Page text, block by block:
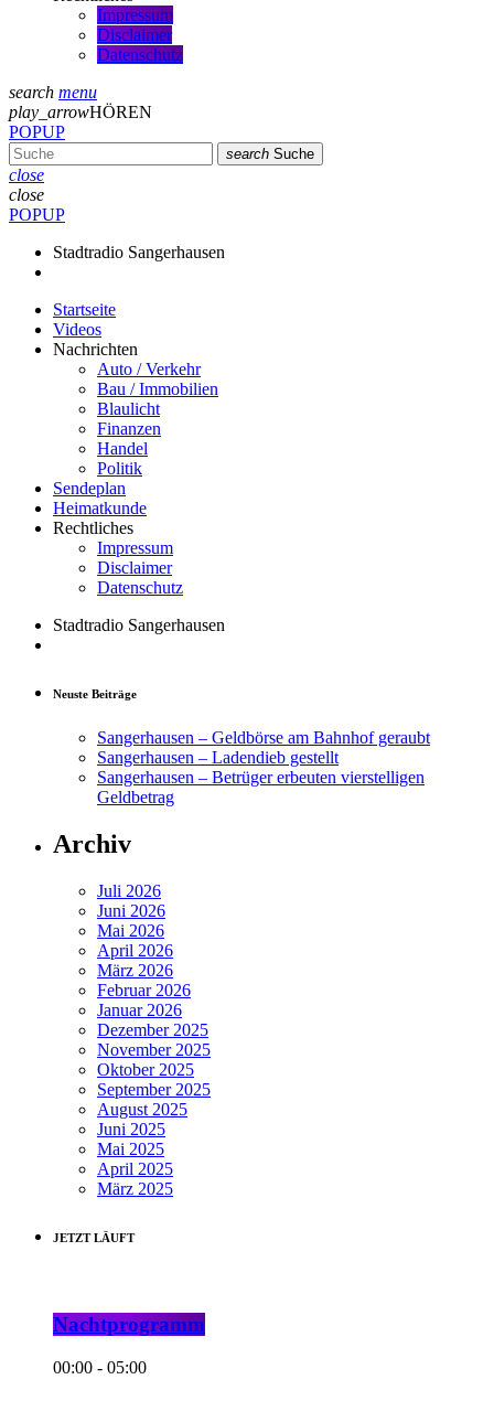
Impressum
Disclaimer
Datenschutz
search menu
play_arrowHÖREN
POPUP
search Suche
close
close
POPUP
Stadtradio Sangerhausen
Startseite
Videos
Nachrichten
Auto / Verkehr
Bau / Immobilien
Blaulicht
Finanzen
Handel
Politik
Sendeplan
Heimatkunde
Rechtliches
Impressum
Disclaimer
Datenschutz
Stadtradio Sangerhausen
Neuste Beiträge
Sangerhausen – Geldbörse am Bahnhof geraubt
Sangerhausen – Ladendieb gestellt
Sangerhausen – Betrüger erbeuten vierstelligen
Geldbetrag
Archiv
Juli 2026
Juni 2026
Mai 2026
April 2026
März 2026
Februar 2026
Januar 2026
Dezember 2025
November 2025
Oktober 2025
September 2025
August 2025
Juni 2025
Mai 2025
April 2025
März 2025
JETZT LÄUFT
Nachtprogramm
00:00 - 05:00